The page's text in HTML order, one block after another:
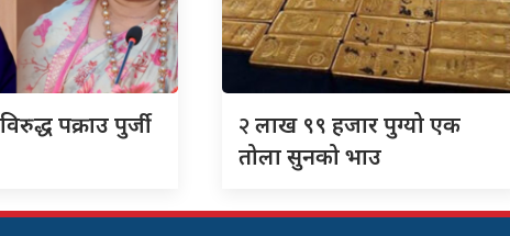
पक्राउ पुर्जी
२लाख ९९ हजार पुग्यो एक
तोला सुनको भाउ